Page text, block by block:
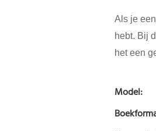
Als je
hebt. Bij
het een
Model: